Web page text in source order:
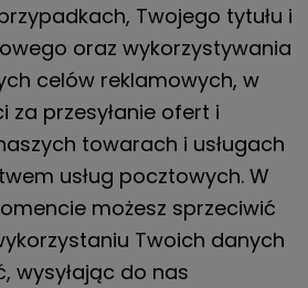
Twojego tytułu i
oraz wykorzystywania
celów reklamowych, w
za przesyłanie ofert i
towarach i usługach
usług pocztowych. W
możesz sprzeciwić
Twoich danych
wysyłając do nas